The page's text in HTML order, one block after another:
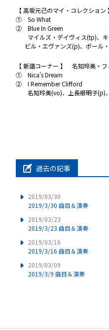
【 高坂元己のマイ・コレクシ
① So What
② Blue In Green
マイルズ・デイヴィス(tp)、キ
ビル・エヴァンズ(p)、ポール
【 新譜コーナー 】 名知玲美
① Nica's Dream
② I Remember Clifford
名知玲美(vo)、上長根明子(p)
過去の記事
2019/03/30
2019/3/30 曲目＆演奏
2019/03/23
2019/3/23 曲目＆演奏
2019/03/16
2019/3/16 曲目＆演奏
2019/03/09
2019/3/9 曲目＆演奏